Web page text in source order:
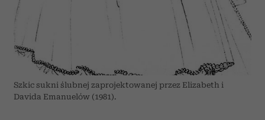
Szkic sukni ślubnej zaprojektowanej przez Elizabeth i
Davida Emanuelów (1981).